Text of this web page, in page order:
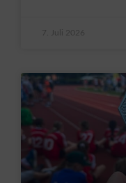
7. Juli 2026